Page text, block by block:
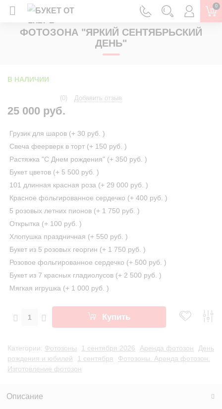
0
ФОТОЗОНЫ
ФОТОЗОНА "ЯРКИЙ СЕНТЯБРЬСКИЙ
ДЕНЬ"
В НАЛИЧИИ
(0) Добавить отзыв
25 000 руб.
Грузик для шаров (+ 30 руб. )
Свеча феерверк в торт (+ 150 руб. )
Растяжка "С Днем рождения" (+ 350 руб. )
Букет цветов (+ 5 500 руб. )
101 длинная красная роза (+ 29 000 руб. )
Красное фольгированное сердечко (+ 400 руб. )
5 розовых летних пионов (+ 1 750 руб. )
Открытка (+ 100 руб. )
Хлопушка праздничная (+ 550 руб. )
Букет из 5 розовых георгин (+ 1 750 руб. )
Розовое фольгированное сердечко (+ 500 руб. )
Букет из 7 красных гладиолусов (+ 2 500 руб. )
Мягкая игрушка (+ 1 000 руб. )
Купить
Категории: Фотозоны 1 сентября 2026 Аренда фотозон
День
рождения и юбилей
1 сентября
Фотозоны. Аренда фотозон.
Изготовление фотозон
Описание